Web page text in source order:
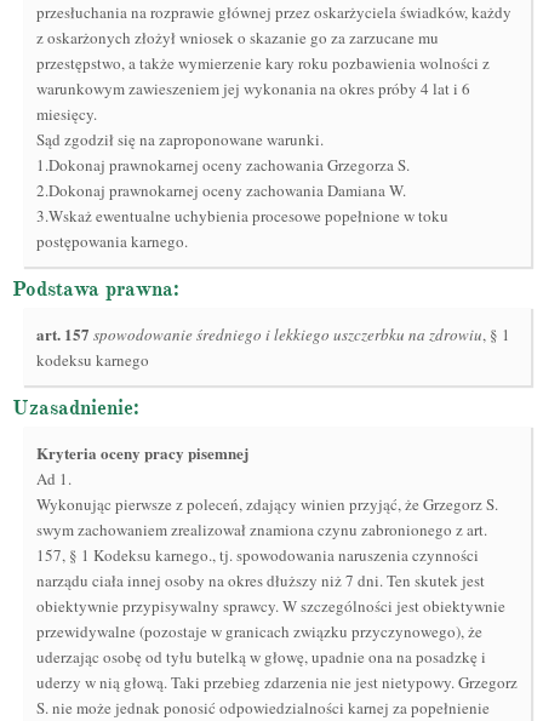
przesłuchania na rozprawie głównej przez oskarżyciela świadków, każdy
z oskarżonych złożył wniosek o skazanie go za zarzucane mu
przestępstwo, a także wymierzenie kary roku pozbawienia wolności z
warunkowym zawieszeniem jej wykonania na okres próby 4 lat i 6
miesięcy.
Sąd zgodził się na zaproponowane warunki.
1.Dokonaj prawnokarnej oceny zachowania Grzegorza S.
2.Dokonaj prawnokarnej oceny zachowania Damiana W.
3.Wskaż ewentualne uchybienia procesowe popełnione w toku
postępowania karnego.
Podstawa prawna:
art. 157 spowodowanie średniego i lekkiego uszczerbku na zdrowiu, § 1
kodeksu karnego
Uzasadnienie:
Kryteria oceny pracy pisemnej
Ad 1.
Wykonując pierwsze z poleceń, zdający winien przyjąć, że Grzegorz S.
swym zachowaniem zrealizował znamiona czynu zabronionego z art.
157, § 1 Kodeksu karnego., tj. spowodowania naruszenia czynności
narządu ciała innej osoby na okres dłuższy niż 7 dni. Ten skutek jest
obiektywnie przypisywalny sprawcy. W szczególności jest obiektywnie
przewidywalne (pozostaje w granicach związku przyczynowego), że
uderzając osobę od tyłu butelką w głowę, upadnie ona na posadzkę i
uderzy w nią głową. Taki przebieg zdarzenia nie jest nietypowy. Grzegorz
S. nie może jednak ponosić odpowiedzialności karnej za popełnienie